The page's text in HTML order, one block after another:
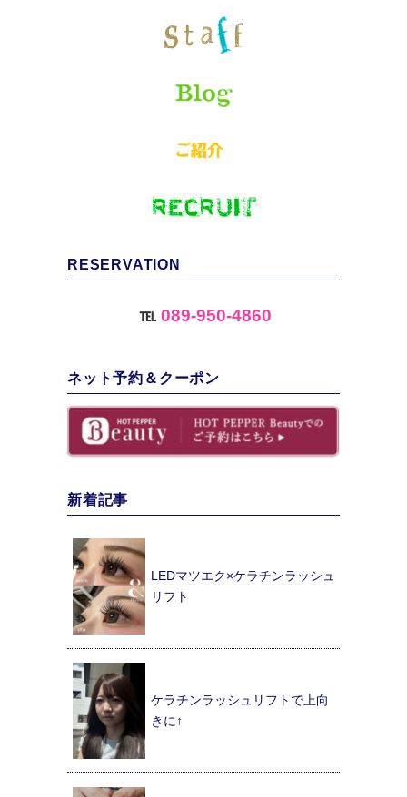
RESERVATION
℡ 089-950-4860
ネット予約＆クーポン
新着記事
LEDマツエク×ケラチンラッシュ
リフト
ケラチンラッシュリフトで上向
きに↑